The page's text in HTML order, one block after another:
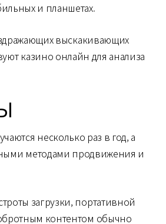
и планшетах.
выскакивающих
казино онлайн для анализа
несколько раз в год, а
методами продвижения и
загрузки, портативной
контентом обычно